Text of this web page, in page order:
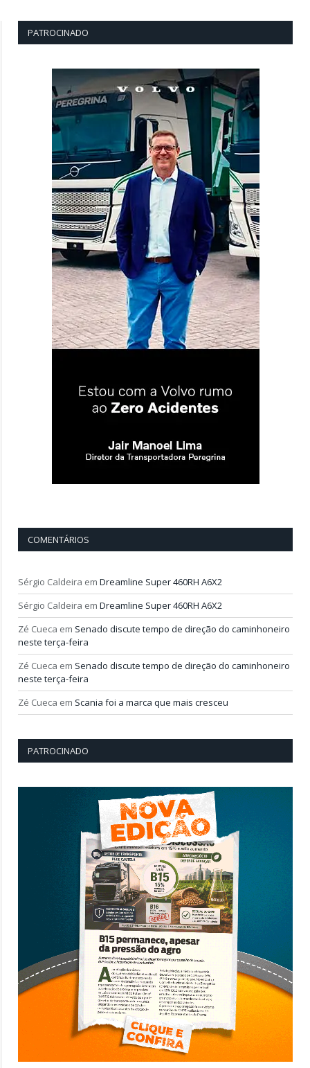
PATROCINADO
COMENTÁRIOS
Sérgio Caldeira em Dreamline Super 460RH A6X2
Sérgio Caldeira em Dreamline Super 460RH A6X2
Zé Cueca em Senado discute tempo de direção do caminhoneiro
neste terça-feira
Zé Cueca em Senado discute tempo de direção do caminhoneiro
neste terça-feira
Zé Cueca em Scania foi a marca que mais cresceu
PATROCINADO